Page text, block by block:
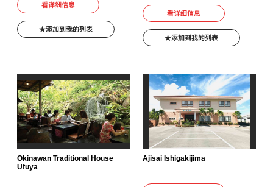
看详细信息
添加到我的列表
看详细信息
添加到我的列表
Okinawan Traditional House
Ufuya
Ajisai Ishigakijima